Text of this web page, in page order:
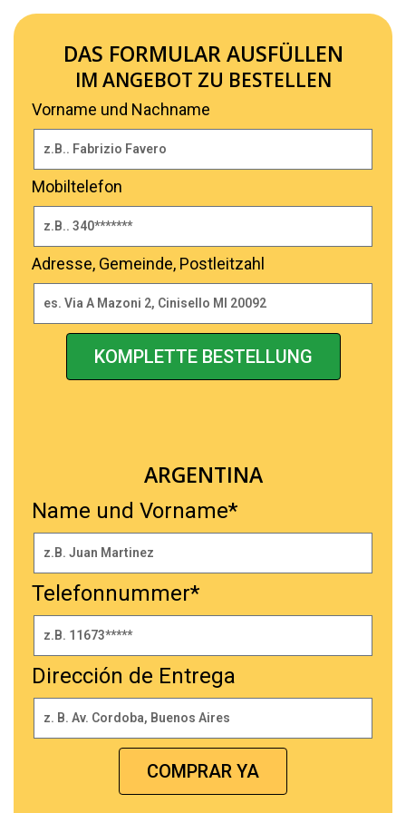
DAS FORMULAR AUSFÜLLEN
IM ANGEBOT ZU BESTELLEN
Vorname und Nachname
Mobiltelefon
Adresse, Gemeinde, Postleitzahl
KOMPLETTE BESTELLUNG
ARGENTINA
Name und Vorname*
Telefonnummer*
Dirección de Entrega
COMPRAR YA